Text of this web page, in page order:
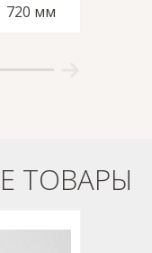
720 мм
ТОВАРЫ